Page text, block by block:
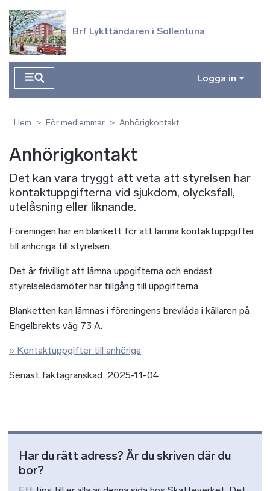
Brf Lykttändaren i Sollentuna
Logga in
Hem För medlemmar Anhörigkontakt
Anhörigkontakt
Det kan vara tryggt att veta att styrelsen har
kontaktuppgifterna vid sjukdom, olycksfall,
utelåsning eller liknande.
Föreningen har en blankett för att lämna kontaktuppgifter
till anhöriga till styrelsen.
Det är frivilligt att lämna uppgifterna och endast
styrelseledamöter har tillgång till uppgifterna.
Blanketten kan lämnas i föreningens brevlåda i källaren på
Engelbrekts väg 73 A.
» Kontaktuppgifter till anhöriga
Senast faktagranskad: 2025-11-04
Har du rätt adress? Är du skriven där du
bor?